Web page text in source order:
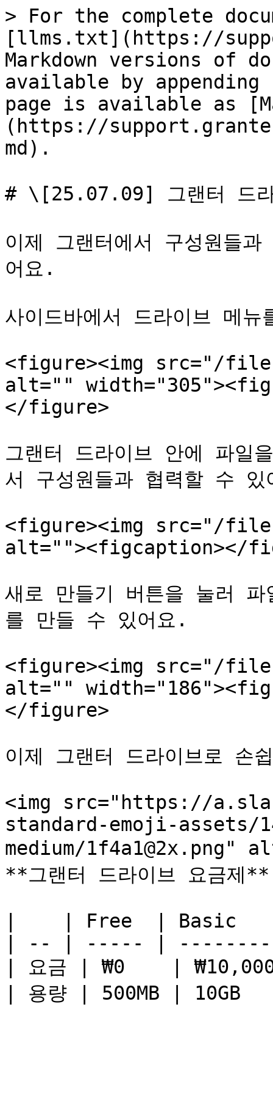
> For the complete
[llms.txt](https://
Markdown versions of
available by
page is available as
(https://
md).
# \[25.07.09] 그랜터 드라
이제 그랜터에서 구성원들
어요.
사이드바에서 드라이브 메뉴
<figure><img src="/files/
alt=""
</figure>
그랜터 드라이브 안에 파일
서 구성원들과 협력할 수
<figure><img src="/files/
alt=""><figcaption></
새로 만들기 버튼을 눌러
를 만들 수 있어요.
<figure><img src="/files/
alt=""
</figure>
이제 그랜터 드라이브로 손
<img src="https://
standard-emoji-assets/
medium/
**그랜터 드라이브 요금제**
|    | Free  | Basic
| -- | ----- |
| 요금 | ₩0    |